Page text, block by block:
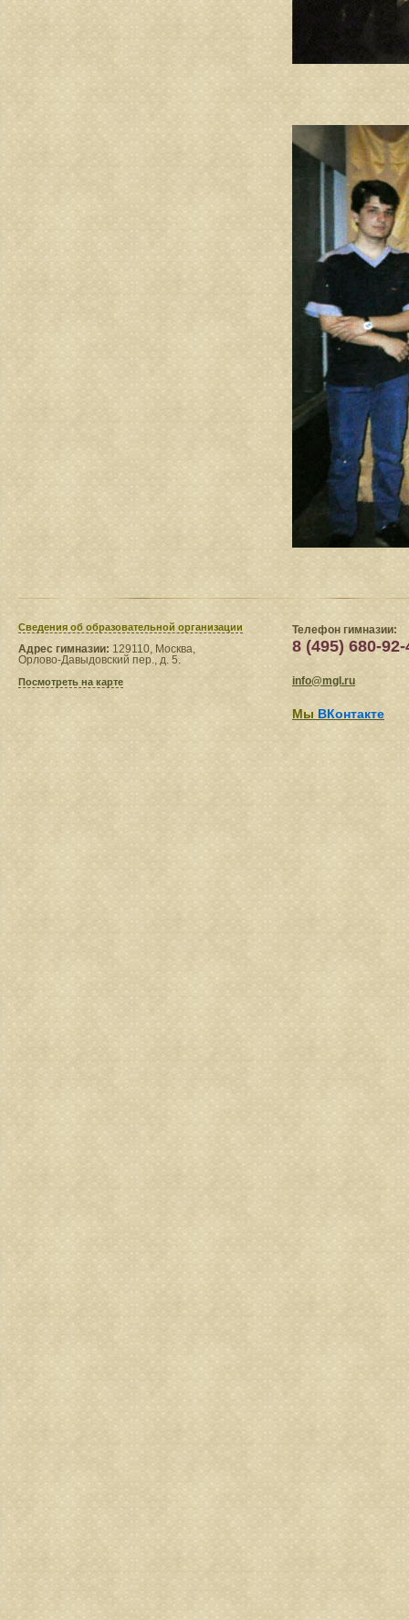
Сведения​ об образовательной организации
Адрес гимназии: 129110, Москва,
Орлово-Давыдовский пер., д. 5.
Посмотреть на карте
Телефон гимназии:
8 (495) 680-92-
info@mgl.ru
Мы ВКонтакте